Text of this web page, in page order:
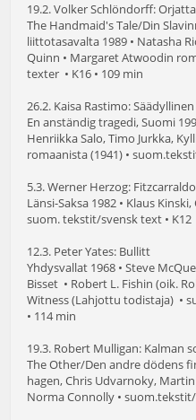
19.2. Volker Schlöndorff:
The Handmaid's Tale/Din
liittotasavalta 1989 • Natasha
Quinn • Margaret Atwoodin
texter • K16 • 109 min
26.2. Kaisa Rastimo:
En anständig tragedi, Suomi
Henriikka Salo, Timo Jurkka,
romaanista (1941) •
5.3. Werner Herzog: Fitzcarraldo
Länsi-Saksa 1982 • Klaus
suom. tekstit/svensk text • K12
12.3. Peter Yates: Bullitt
Yhdysvallat 1968 • Steve
Bisset • Robert L. Fishin (oik.
Witness (Lahjottu todistaja) •
• 114 min
19.3. Robert Mulligan: Kalman
The Other/Den andre dödens
hagen, Chris Udvarnoky,
Norma Connolly •